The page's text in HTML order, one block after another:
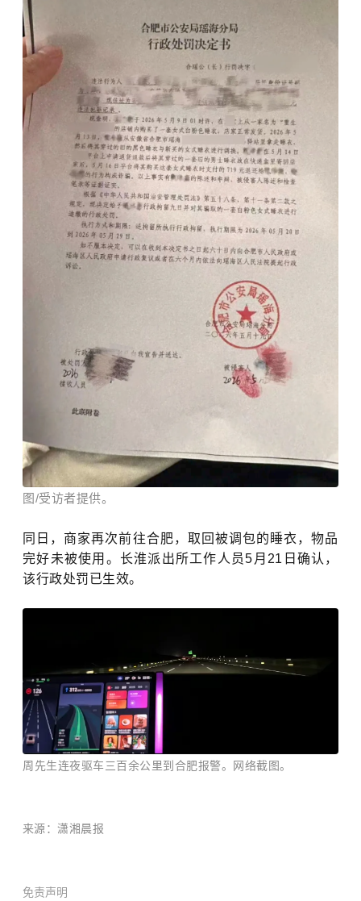
图/受访者提供。
同日，商家再次前往合肥，取回被调包的睡衣，物品
完好未被使用。长淮派出所工作人员5月21日确认，
该行政处罚已生效。
周先生连夜驱车三百余公里到合肥报警。网络截图。
来源：潇湘晨报
免责声明